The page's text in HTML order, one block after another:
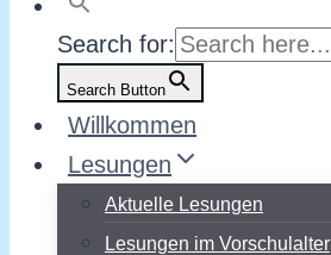
Search for:
Search Button
Willkommen
Lesungen
Aktuelle Lesungen
Lesungen im Vorschulalter